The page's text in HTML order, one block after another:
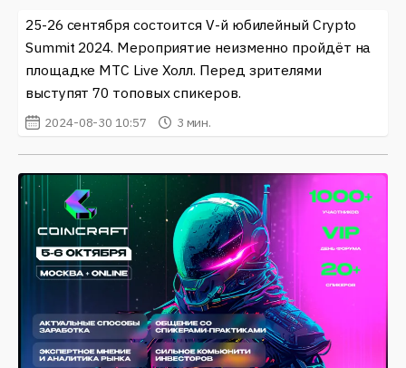
25-26 сентября состоится V-й юбилейный Crypto
Summit 2024. Мероприятие неизменно пройдёт на
площадке МТС Live Холл. Перед зрителями
выступят 70 топовых спикеров.
2024-08-30 10:57 3 мин.